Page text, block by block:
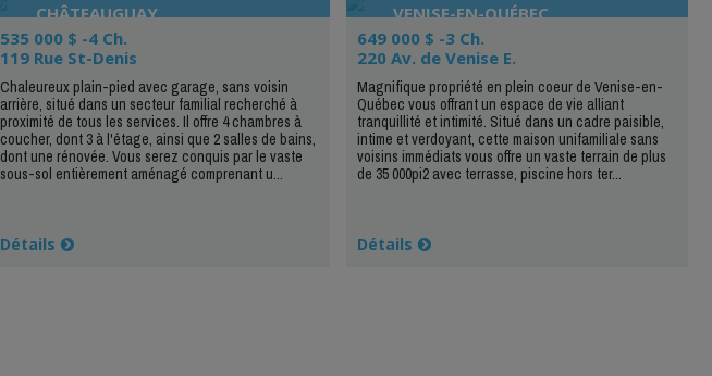
CHÂTEAUGUAY
535 000 $ -4 Ch.
119 Rue St-Denis
Chaleureux plain-pied avec garage, sans voisin
arrière, situé dans un secteur familial recherché à
proximité de tous les services. Il offre 4 chambres à
coucher, dont 3 à l'étage, ainsi que 2 salles de bains,
dont une rénovée. Vous serez conquis par le vaste
sous-sol entièrement aménagé comprenant u...
Détails
VENISE-EN-QUÉBEC
649 000 $ -3 Ch.
220 Av. de Venise E.
Magnifique propriété en plein coeur de Venise-en-
Québec vous offrant un espace de vie alliant
tranquillité et intimité. Situé dans un cadre paisible,
intime et verdoyant, cette maison unifamiliale sans
voisins immédiats vous offre un vaste terrain de plus
de 35 000pi2 avec terrasse, piscine hors ter...
Détails